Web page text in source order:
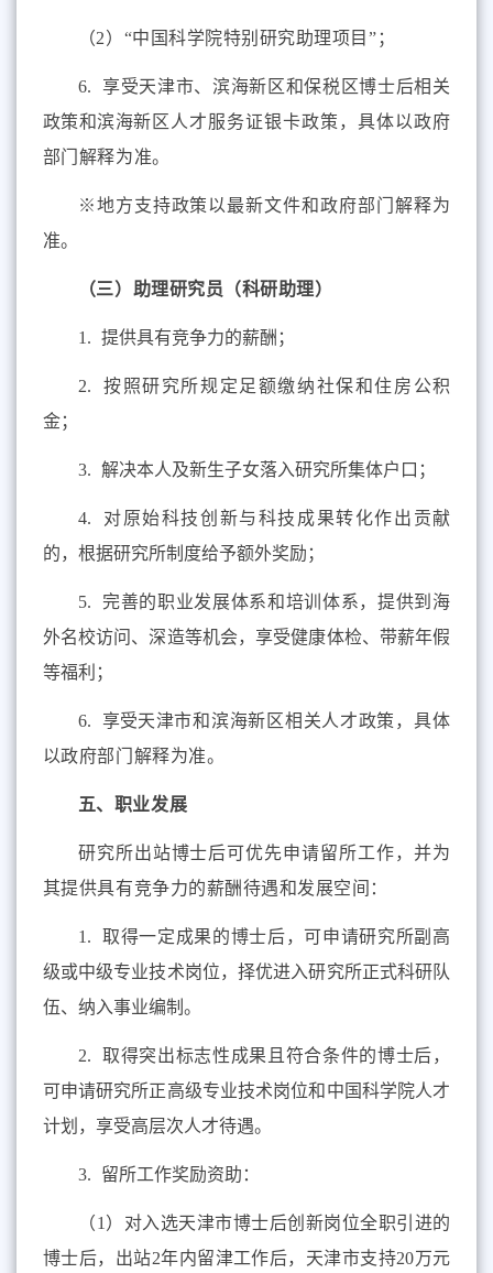
（2）“中国科学院特别研究助理项目”；
6. 享受天津市、滨海新区和保税区博士后相关
政策和滨海新区人才服务证银卡政策，具体以政府
部门解释为准。
※地方支持政策以最新文件和政府部门解释为
准。
（三）助理研究员（科研助理）
1.提供具有竞争力的薪酬；
2. 按照研究所规定足额缴纳社保和住房公积
金；
3.解决本人及新生子女落入研究所集体户口；
4.
对原始科技创新与科技成果转化作出贡献
的，根据研究所制度给予额外奖励；
5. 完善的职业发展体系和培训体系，提供到海
外名校访问、深造等机会，享受健康体检、带薪年假
等福利；
6. 享受天津市和滨海新区相关人才政策，具体
以政府部门解释为准。
五、 职业发展
研究所出站博士后可优先申请留所工作，并为
其提供具有竞争力的薪酬待遇和发展空间：
1. 取得一定成果的博士后，可申请研究所副高
级或中级专业技术岗位，择优进入研究所正式科研队
伍、纳入事业编制。
2. 取得突出标志性成果且符合条件的博士后，
可申请研究所正高级专业技术岗位和中国科学院人才
计划，享受高层次人才待遇。
3. 留所工作奖励资助：
（1 ）对入选天津市博士后创新岗位全职引进的
博士后，出站2年内留津工作后，天津市支持20万元